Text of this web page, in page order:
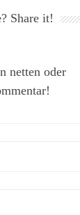
Share it!
netten oder